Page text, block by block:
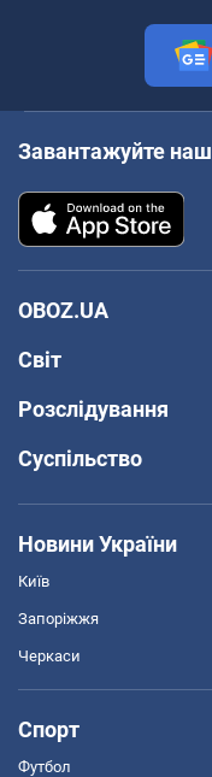
Завантажуйте
OBOZ.UA
Світ
Розслідування
Суспільство
Новини України
Київ
Запоріжжя
Черкаси
Спорт
Футбол